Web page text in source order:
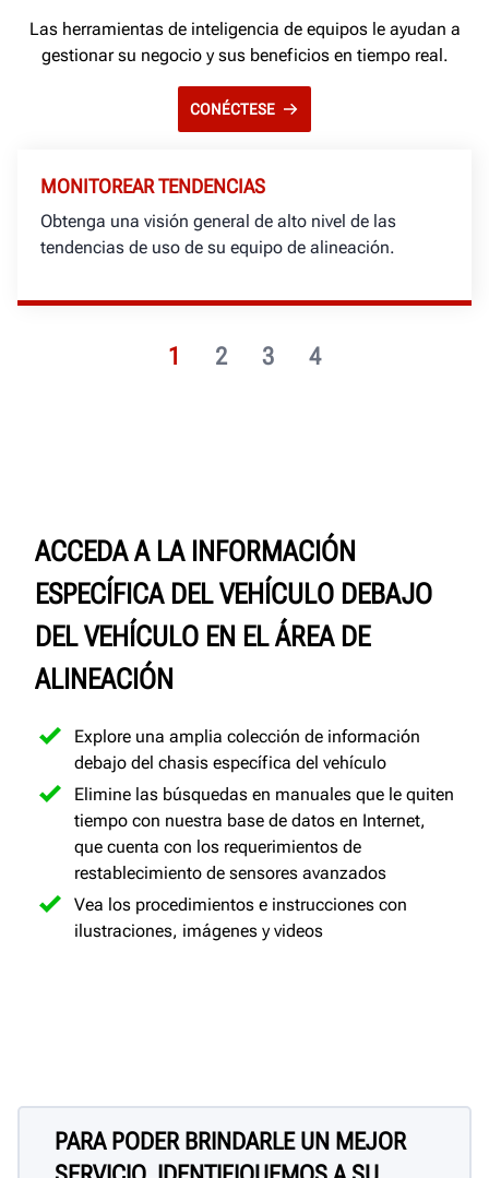
Las herramientas de inteligencia de equipos le ayudan a
gestionar su negocio y sus beneficios en tiempo real.
CONÉCTESE
1 2 3 4
MONITOREAR TENDENCIAS
Obtenga una visión general de alto nivel de las
tendencias de uso de su equipo de alineación.
ACCEDA A LA INFORMACIÓN
ESPECÍFICA DEL VEHÍCULO DEBAJO
DEL VEHÍCULO EN EL ÁREA DE
ALINEACIÓN
Explore una amplia colección de información
debajo del chasis específica del vehículo
Elimine las búsquedas en manuales que le quiten
tiempo con nuestra base de datos en Internet,
que cuenta con los requerimientos de
restablecimiento de sensores avanzados
Vea los procedimientos e instrucciones con
ilustraciones, imágenes y videos
PARA PODER BRINDARLE UN MEJOR